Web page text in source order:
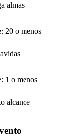
almas
20 o menos
1 o menos
alcance